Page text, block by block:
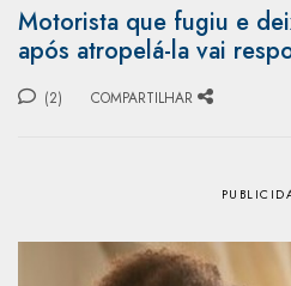
Motorista que fugiu e
após atropelá-la vai
(2) COMPARTILHAR